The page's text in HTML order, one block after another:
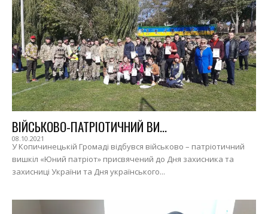
ВІЙСЬКОВО-ПАТРІОТИЧНИЙ ВИ...
08.10.2021
У Копичинецькій Громаді відбувся військово – патріотичний
вишкіл «Юний патріот» присвячений до Дня захисника та
захисниці України та Дня українського...